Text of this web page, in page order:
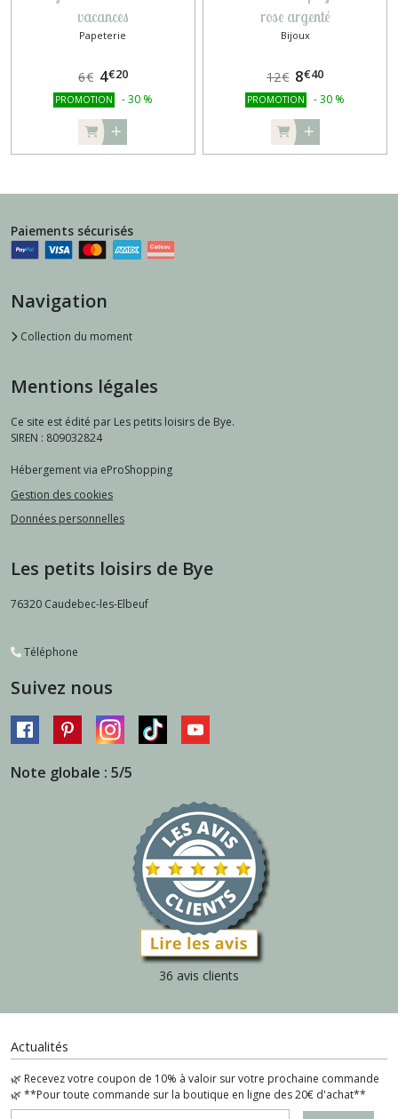
vacances
Papeterie
6€ 4€20
PROMOTION -30 %
rose argenté
Bijoux
12€ 8€40
PROMOTION -30 %
Paiements sécurisés
Navigation
Collection du moment
Mentions légales
Ce site est édité par Les petits loisirs de Bye.
SIREN : 809032824
Hébergement via eProShopping
Gestion des cookies
Données personnelles
Les petits loisirs de Bye
76320 Caudebec-les-Elbeuf
Téléphone
Suivez nous
Note globale : 5/5
36 avis clients
Actualités
🌿 Recevez votre coupon de 10% à valoir sur votre prochaine commande
🌿 **Pour toute commande sur la boutique en ligne des 20€ d'achat**